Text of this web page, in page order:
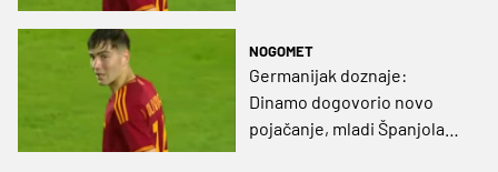
NOGOMET
Germanijak doznaje:
Dinamo dogovorio novo
pojačanje, mladi Španjolac